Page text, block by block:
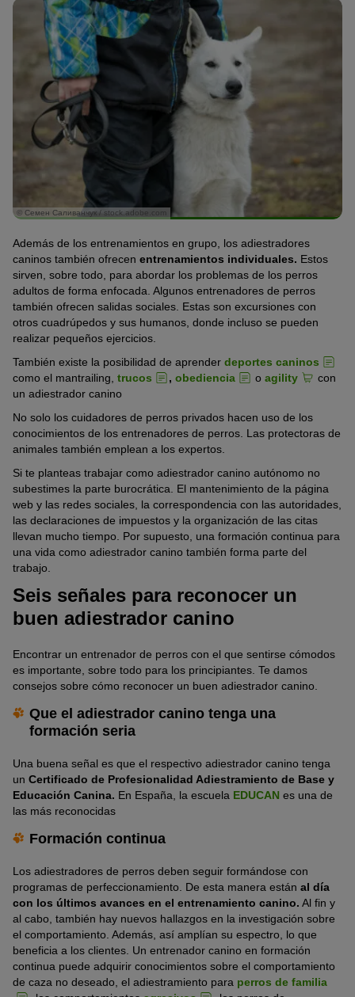
© Семен Саливанчук / stock.adobe.com
Además de los entrenamientos en grupo, los adiestradores
caninos también ofrecen entrenamientos individuales. Estos
sirven, sobre todo, para abordar los problemas de los perros
adultos de forma enfocada. Algunos entrenadores de perros
también ofrecen salidas sociales. Estas son excursiones con
otros cuadrúpedos y sus humanos, donde incluso se pueden
realizar pequeños ejercicios.
También existe la posibilidad de aprender deportes caninos
como el mantrailing, trucos , obediencia o agility
con
un adiestrador canino
No solo los cuidadores de perros privados hacen uso de los
conocimientos de los entrenadores de perros. Las protectoras de
animales también emplean a los expertos.
Si te planteas trabajar como adiestrador canino autónomo no
subestimes la parte burocrática. El mantenimiento de la página
web y las redes sociales, la correspondencia con las autoridades,
las declaraciones de impuestos y la organización de las citas
llevan mucho tiempo. Por supuesto, una formación continua para
una vida como adiestrador canino también forma parte del
trabajo.
Seis señales para reconocer un
buen adiestrador canino
Encontrar un entrenador de perros con el que sentirse cómodos
es importante, sobre todo para los principiantes. Te damos
consejos sobre cómo reconocer un buen adiestrador canino.
Que el adiestrador canino tenga una
formación seria
Una buena señal es que el respectivo adiestrador canino tenga
un Certificado de Profesionalidad Adiestramiento de Base y
Educación Canina. En España, la escuela EDUCAN es una de
las más reconocidas
Formación continua
Los adiestradores de perros deben seguir formándose con
programas de perfeccionamiento. De esta manera están al día
con los últimos avances en el entrenamiento canino. Al fin y
al cabo, también hay nuevos hallazgos en la investigación sobre
el comportamiento. Además, así amplían su espectro, lo que
beneficia a los clientes. Un entrenador canino en formación
continua puede adquirir conocimientos sobre el comportamiento
de caza no deseado, el adiestramiento para perros de familia